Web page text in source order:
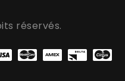
réservés.